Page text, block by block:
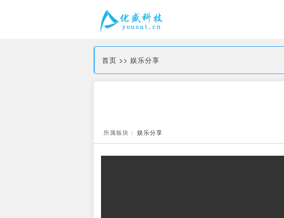
首页 >> 娱乐分享
所属板块： 娱乐分享